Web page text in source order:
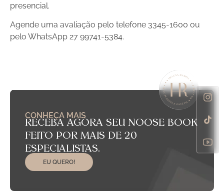
presencial.
Agende uma avaliação pelo telefone 3345-1600 ou
pelo WhatsApp 27 99741-5384.
CONHEÇA MAIS
RECEBA AGORA SEU NOOSE BOOK
FEITO POR MAIS DE 20
ESPECIALISTAS.
EU QUERO!